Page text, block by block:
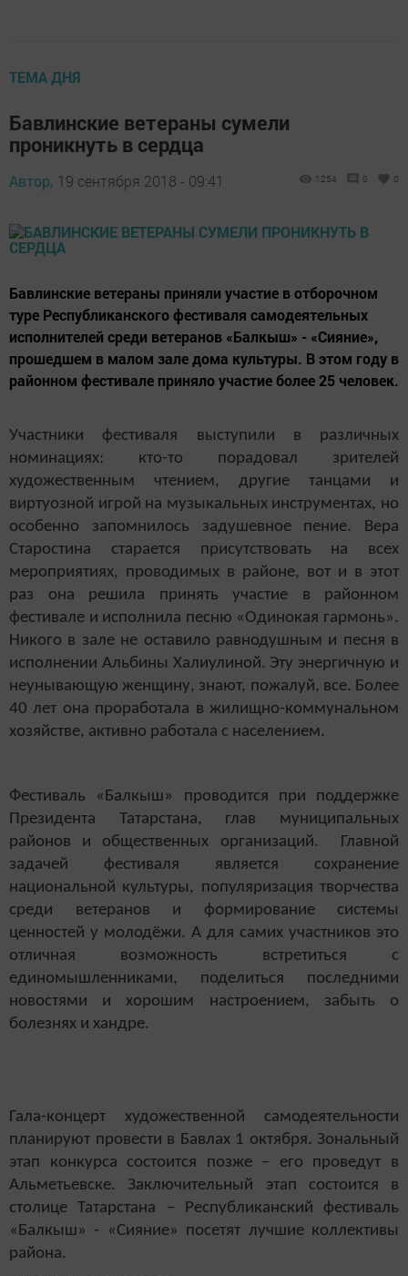
ТЕМА ДНЯ
Бавлинские ветераны сумели
проникнуть в сердца
Автор, 19 сентября 2018 - 09:41 1254 0 0
Бавлинские ветераны приняли участие в отборочном
туре Республиканского фестиваля самодеятельных
исполнителей среди ветеранов «Балкыш» - «Сияние»,
прошедшем в малом зале дома культуры. В этом году в
районном фестивале приняло участие более 25 человек.
Участники фестиваля выступили в различных
номинациях: кто-то порадовал зрителей
художественным чтением, другие танцами и
виртуозной игрой на музыкальных инструментах, но
особенно запомнилось задушевное пение. Вера
Старостина старается присутствовать на всех
мероприятиях, проводимых в районе, вот и в этот
раз она решила принять участие в районном
фестивале и исполнила песню «Одинокая гармонь».
Никого в зале не оставило равнодушным и песня в
исполнении Альбины Халиулиной. Эту энергичную и
неунывающую женщину, знают, пожалуй, все. Более
40 лет она проработала в жилищно-коммунальном
хозяйстве, активно работала с населением.
Фестиваль «Балкыш» проводится при поддержке
Президента Татарстана, глав муниципальных
районов и общественных организаций. Главной
задачей фестиваля является сохранение
национальной культуры, популяризация творчества
среди ветеранов и формирование системы
ценностей у молодёжи. А для самих участников это
отличная возможность встретиться с
единомышленниками, поделиться последними
новостями и хорошим настроением, забыть о
болезнях и хандре.
Гала-концерт художественной самодеятельности
планируют провести в Бавлах 1 октября. Зональный
этап конкурса состоится позже – его проведут в
Альметьевске. Заключительный этап состоится в
столице Татарстана – Республиканский фестиваль
«Балкыш» - «Сияние» посетят лучшие коллективы
района.